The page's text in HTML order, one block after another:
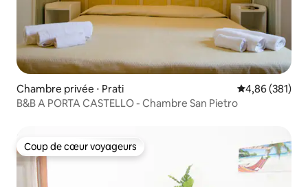
Chambre privée ⋅ Prati Évaluation
4,86 (381)
B&B A PORTA CASTELLO - Chambre San Pietro
Coup de cœur voyageurs
Coup de cœur voyageurs